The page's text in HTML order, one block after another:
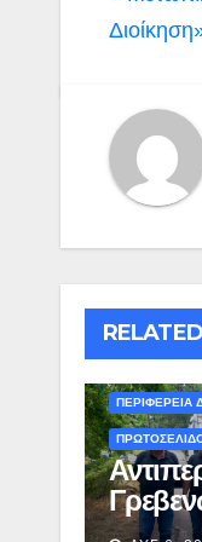
ΠΕΡΙΦΕΡΕΙΑ